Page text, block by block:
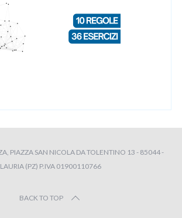
PIAZZA SAN NICOLA DA TOLENTINO 13 - 85044 -
LAURIA (PZ) P.IVA 01900110766
BACK TO TOP